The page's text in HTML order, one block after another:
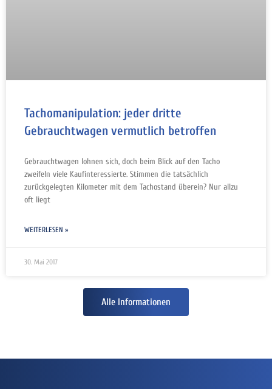
Tachomanipulation: jeder dritte
Gebrauchtwagen vermutlich betroffen
Gebrauchtwagen lohnen sich, doch beim Blick auf den Tacho
zweifeln viele Kaufinteressierte. Stimmen die tatsächlich
zurückgelegten Kilometer mit dem Tachostand überein? Nur allzu
oft liegt
WEITERLESEN »
30. Mai 2017
Alle Informationen